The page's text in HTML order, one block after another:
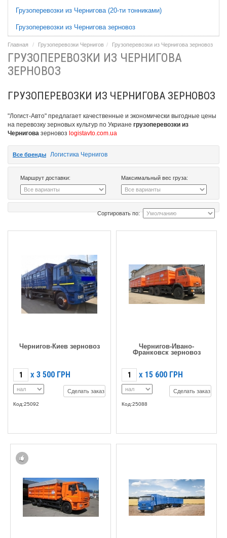
Грузоперевозки из Чернигова (20-ти тонниками)
Грузоперевозки из Чернигова зерновоз
Главная Грузоперевозки Чернигов Грузоперевозки из Чернигова зерновоз
ГРУЗОПЕРЕВОЗКИ ИЗ ЧЕРНИГОВА
ЗЕРНОВОЗ
ГРУЗОПЕРЕВОЗКИ ИЗ ЧЕРНИГОВА ЗЕРНОВОЗ
"Логист-Авто" предлагает качественные и экономически выгодные цены
на перевозку зерновых культур по Укриане грузоперевозки из
Чернигова зерновоз logistavto.com.ua
Все бренды Логистика Чернигов
Маршрут доставки: Максимальный вес груза:
Сортировать по:
Чернигов-Киев зерновоз
X 3 500 ГРН
Сделать заказ
Код:25092
Чернигов-Ивано-
Франковск зерновоз
X 15 600 ГРН
Сделать заказ
Код:25088